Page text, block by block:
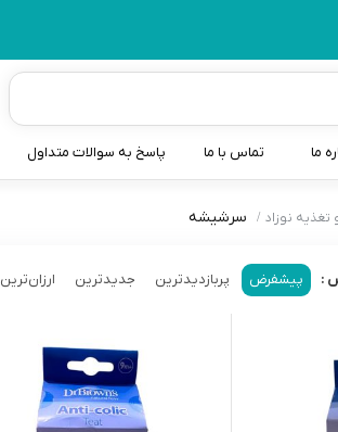
ما تماس با ما پاسخ به سوالات متداول
تغذیه نوزاد سرشیشه
: پیشفرض پربازدیدترین جدیدترین ارزان‌ترین